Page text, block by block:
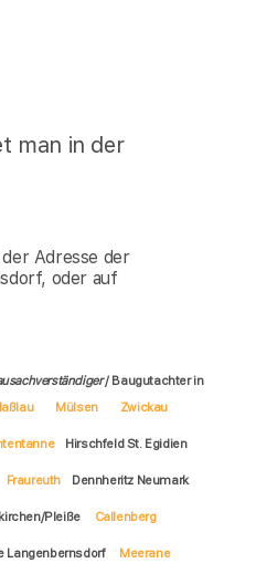
man in der
Adresse der
oder auf
/ Baugutachter in
Mülsen Zwickau
Hirschfeld St. Egidien
Fraureuth Dennheritz Neumark
Pleiße Callenberg
Langenbernsdorf Meerane